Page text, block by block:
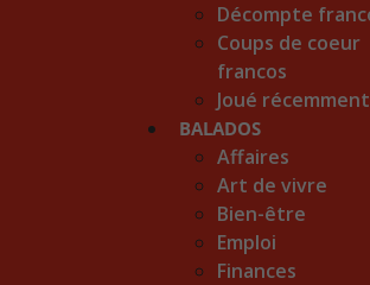
Décompte
Coups de coeur
francos
Joué récemment
BALADOS
Affaires
Art de vivre
Bien-être
Emploi
Finances